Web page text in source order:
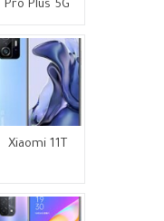
Pro Plus 5G
Xiaomi 11T